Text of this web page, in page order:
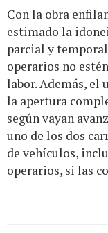
Con la obra
estimado la
parcial y
operarios no
labor. Además, el
la apertura
según vayan
uno de los dos
de vehículos,
operarios, si las